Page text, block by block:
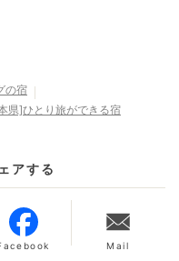
の宿
県]ひとり旅ができる宿
アする
Mail